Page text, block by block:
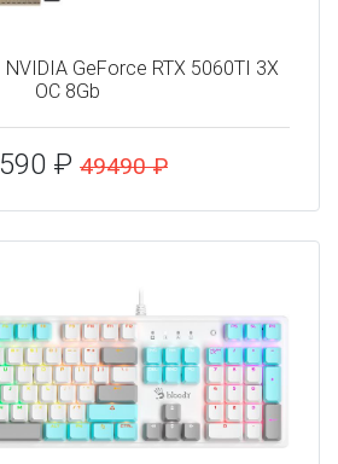
GeForce RTX 5060TI 3X
OC 8Gb
₽ 49490 ₽